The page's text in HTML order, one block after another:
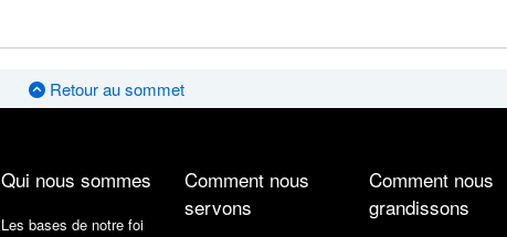
Retour au sommet
Qui nous sommes
Les bases de notre foi
Comment nous
servons
Comment nous
grandissons